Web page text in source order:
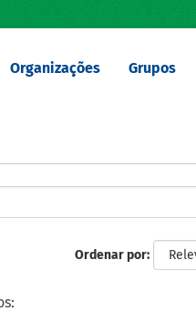
Organizações Grupos
Ordenar por